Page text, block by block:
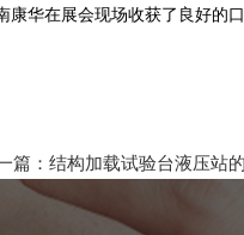
康华在展会现场收获了良好的口
篇： 结构加载试验台液压站